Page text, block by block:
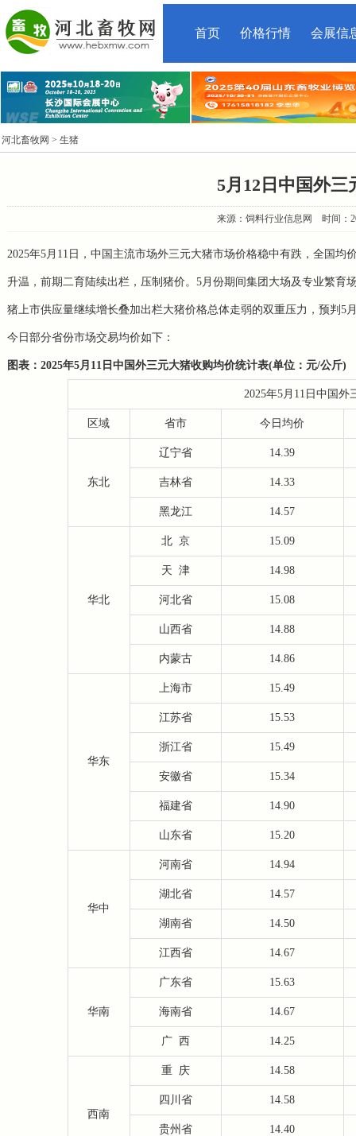
首页 价格行情 会展信
河北畜牧网 > 生猪
5月12日中国外
来源：饲料行业信息网 时间：
2025年5月11日，中国主流市场外三元大猪市场价格稳中有跌，全国
升温，前期二育陆续出栏，压制猪价。5月份期间集团大场及专业繁
猪上市供应量继续增长叠加出栏大猪价格总体走弱的双重压力，预判
今日部分省份市场交易均价如下：
图表：2025年5月11日中国外三元大猪收购均价统计表(单位：元/公斤)
2025年5月11日中国
区域 省市 今日均价
东北
辽宁省 14.39
吉林省 14.33
黑龙江 14.57
华北
北 京 15.09
天 津 14.98
河北省 15.08
山西省 14.88
内蒙古 14.86
华东
上海市 15.49
江苏省 15.53
浙江省 15.49
安徽省 15.34
福建省 14.90
山东省 15.20
华中
河南省 14.94
湖北省 14.57
湖南省 14.50
江西省 14.67
华南
广东省 15.63
海南省 14.67
广 西 14.25
西南
重 庆 14.58
四川省 14.58
贵州省 14.40